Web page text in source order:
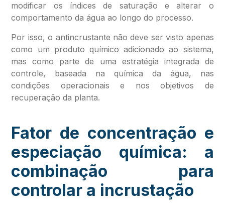
modificar os índices de saturação e alterar o
comportamento da água ao longo do processo.
Por isso, o antincrustante não deve ser visto apenas
como um produto químico adicionado ao sistema,
mas como parte de uma estratégia integrada de
controle, baseada na química da água, nas
condições operacionais e nos objetivos de
recuperação da planta.
Fator de concentração e
especiação química: a
combinação para
controlar a incrustação